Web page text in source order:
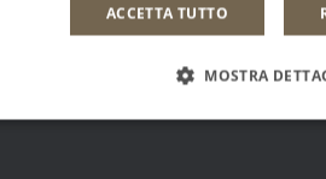
ACCETTA TUTTO
MOSTRA